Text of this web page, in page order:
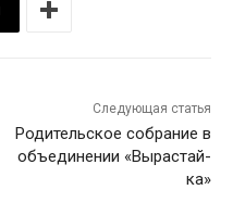
Следующая статья
Родительское собрание в
объединении «Вырастай-
ка»